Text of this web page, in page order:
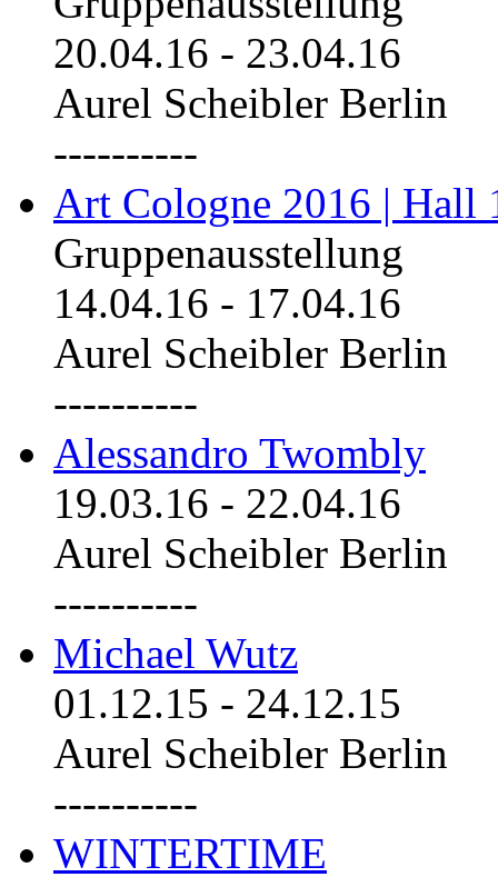
20.04.16 - 23.04.16
Aurel Scheibler Berlin
----------
Art Cologne 2016 | Hall
Gruppenausstellung
14.04.16 - 17.04.16
Aurel Scheibler Berlin
----------
Alessandro Twombly
19.03.16 - 22.04.16
Aurel Scheibler Berlin
----------
Michael Wutz
01.12.15 - 24.12.15
Aurel Scheibler Berlin
----------
WINTERTIME